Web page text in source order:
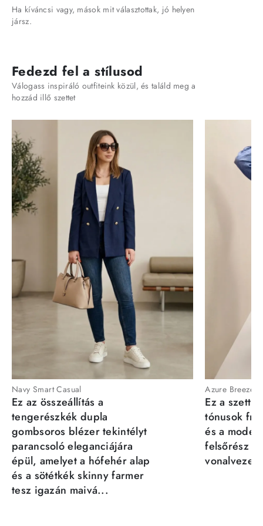
Ha kíváncsi vagy, mások mit választottak, jó helyen
jársz.
Fedezd fel a stílusod
Válogass inspiráló outfiteink közül, és találd meg a
hozzád illő szettet
Navy Smart Casual
Ez az összeállítás a
tengerészkék dupla
gombsoros blézer tekintélyt
parancsoló eleganciájára
épül, amelyet a hófehér alap
és a sötétkék skinny farmer
tesz igazán maivá...
Azure Breeze
Ez a szett
tónusok
és a
felsőrész